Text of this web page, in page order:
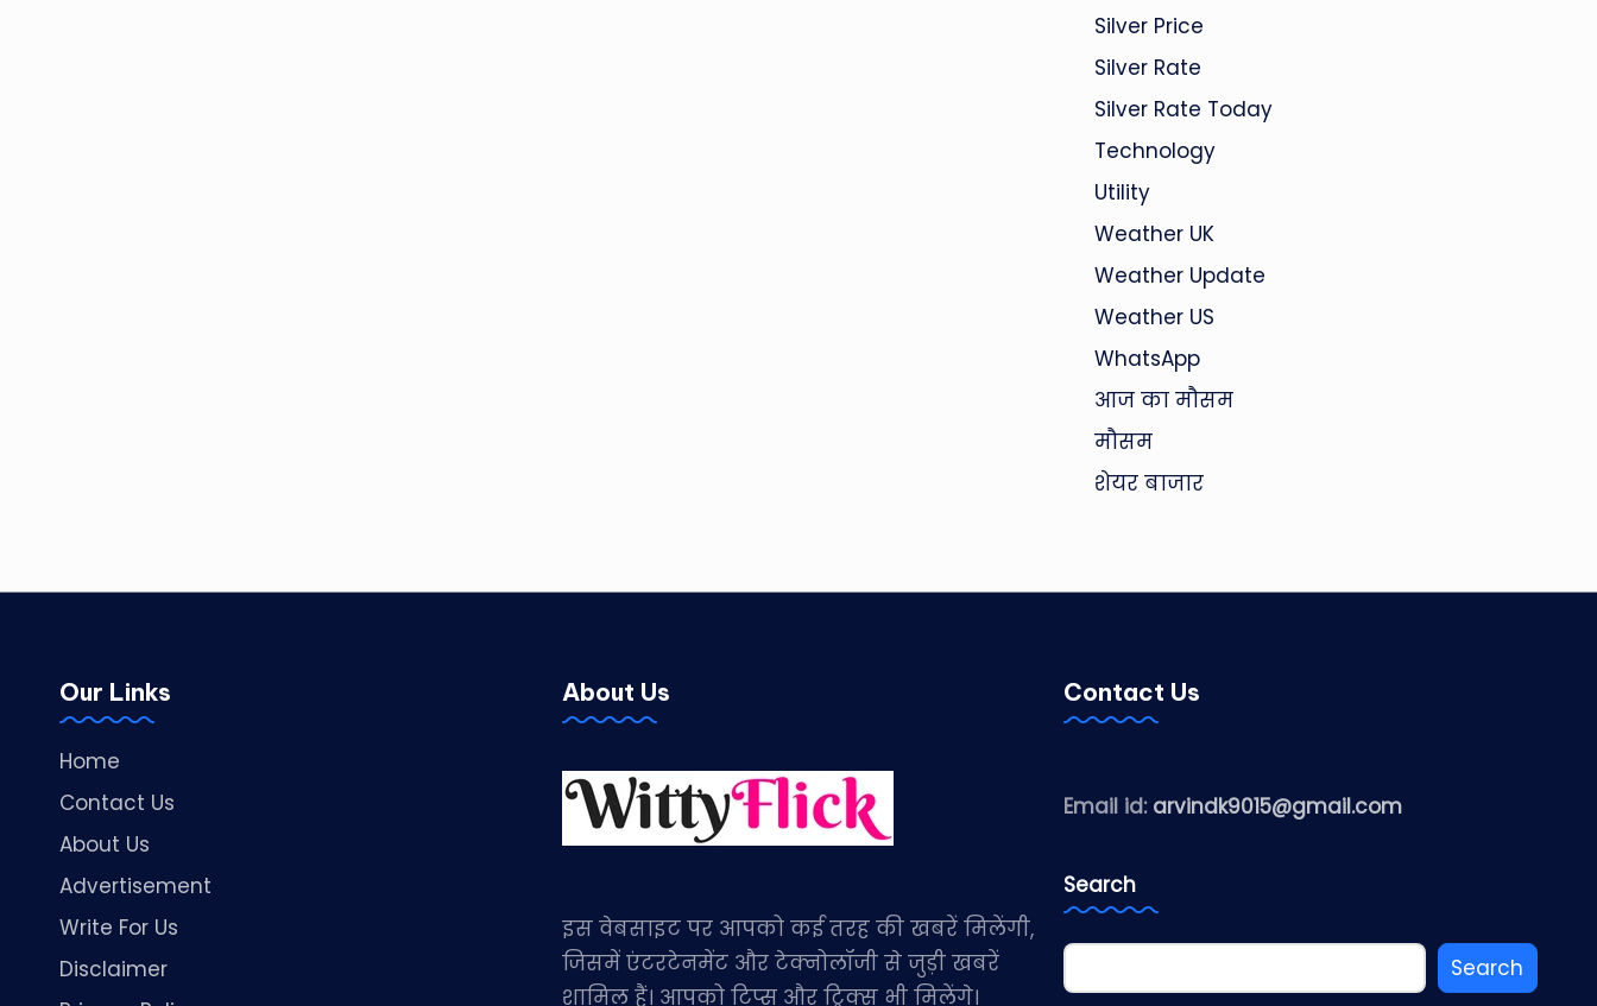
Silver Price
Silver Rate
Silver Rate Today
Technology
Utility
Weather UK
Weather Update
Weather US
WhatsApp
आज का मौसम
मौसम
शेयर बाजार
Our Links
Home
Contact Us
About Us
Advertisement
Write For Us
Disclaimer
About Us
इस वेबसाइट पर आपको कई तरह की खबरें मिलेंगी,
जिसमें एंटरटेनमेंट और टेक्नोलॉजी से जुड़ी खबरें
शामिल हैं। आपको टिप्स और ट्रिक्स भी मिलेंगे।
Contact Us
Email id: arvindk9015@gmail.com
Search
Search